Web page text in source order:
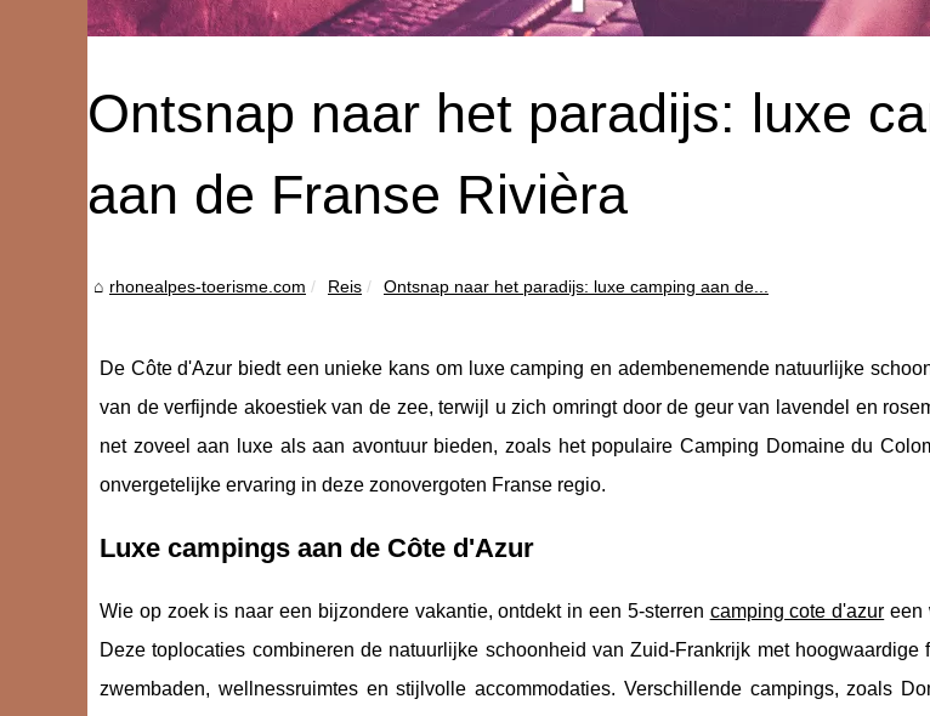
Ontsnap naar het paradijs: luxe
aan de Franse Rivièra
rhonealpes-toerisme.com Reis Ontsnap naar het paradijs: luxe camping aan de...
De Côte d'Azur biedt een unieke kans om luxe camping en adembenemende natuurlijke
van de verfijnde akoestiek van de zee, terwijl u zich omringt door de geur van lavendel en
net zoveel aan luxe als aan avontuur bieden, zoals het populaire Camping Domaine du
onvergetelijke ervaring in deze zonovergoten Franse regio.
Luxe campings aan de Côte d'Azur
Wie op zoek is naar een bijzondere vakantie, ontdekt in een 5-sterren camping cote d'azur een
Deze toplocaties combineren de natuurlijke schoonheid van Zuid-Frankrijk met hoogwaardige
zwembaden, wellnessruimtes en stijlvolle accommodaties. Verschillende campings, zoals